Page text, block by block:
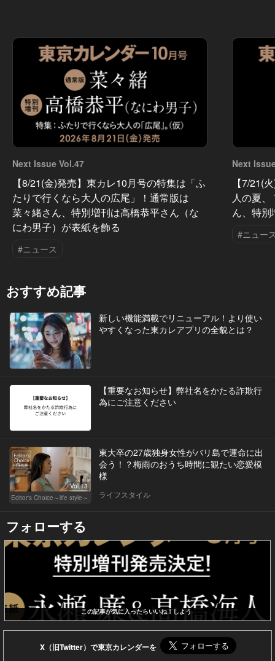
Next Issue Vol.47
【8/21(金)発売】東カレ10月号の特集は「ふ
たりで行くなら大人の広尾」！通常版は
菜々緒さん、特別増刊は高橋恭平さん（な
にわ男子）が表紙を飾る
#ニュース
Next
【7/21(
人の夏
ん、特
#ニュー
おすすめ記事
新しい機能満載でリニューアル！より使い
やすくなった東カレアプリの全貌とは？
【重要なお知らせ】弊社名をかたる詐欺行
為にご注意ください
Vol.13
Editor's Choice～life style～
東大卒の27歳独身女性がバリ島で運命に出
会う！？梅雨のおうち時間に観たい恋愛模
様
ライフスタイル
フォローする
この記事が気に入ったらいいね！しよう
X（旧Twitter）で東京カレンダーを